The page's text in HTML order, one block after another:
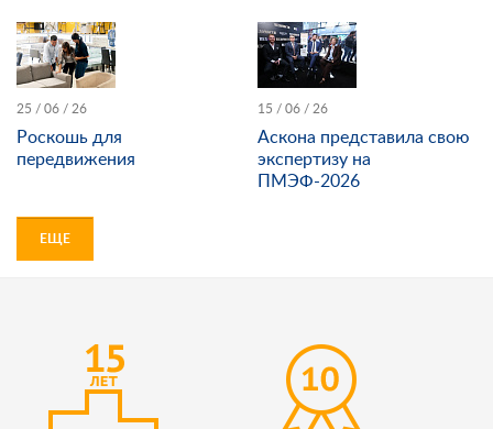
25 / 06 / 26
Роскошь для
передвижения
15 / 06 / 26
Аскона представила свою
экспертизу на
ПМЭФ-2026
ЕЩЕ